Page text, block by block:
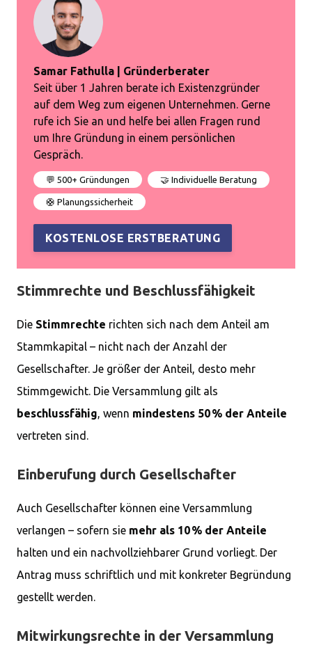
Samar Fathulla | Gründerberater
Seit über 1 Jahren berate ich Existenzgründer
auf dem Weg zum eigenen Unternehmen. Gerne
rufe ich Sie an und helfe bei allen Fragen rund
um Ihre Gründung in einem persönlichen
Gespräch.
💬 500+ Gründungen 🤝 Individuelle Beratung
🛟 Planungssicherheit
KOSTENLOSE ERSTBERATUNG
Stimmrechte und Beschlussfähigkeit
Die Stimmrechte richten sich nach dem Anteil am
Stammkapital – nicht nach der Anzahl der
Gesellschafter. Je größer der Anteil, desto mehr
Stimmgewicht. Die Versammlung gilt als
beschlussfähig, wenn mindestens 50 % der Anteile
vertreten sind.
Einberufung durch Gesellschafter
Auch Gesellschafter können eine Versammlung
verlangen – sofern sie mehr als 10 % der Anteile
halten und ein nachvollziehbarer Grund vorliegt. Der
Antrag muss schriftlich und mit konkreter Begründung
gestellt werden.
Mitwirkungsrechte in der Versammlung